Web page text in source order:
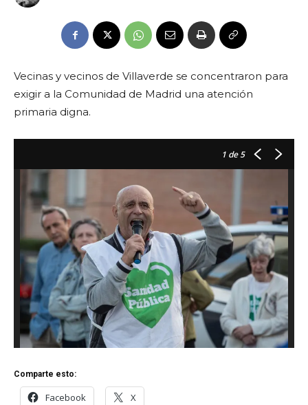
Vecinas y vecinos de Villaverde se concentraron para
exigir a la Comunidad de Madrid una atención
primaria digna.
1 de 5
Comparte esto:
Facebook X